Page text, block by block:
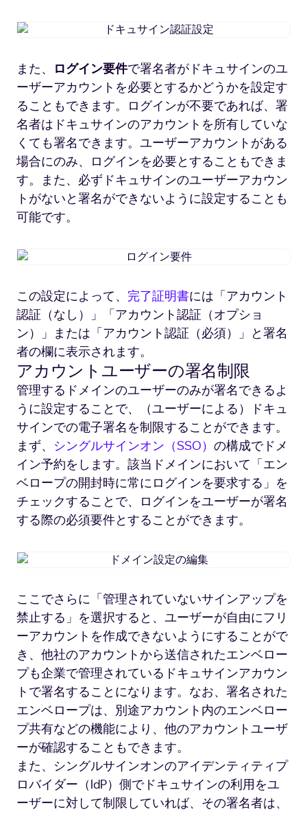
ド
ュ
サ
イ
ン
認
証
定
また、 ログイン要件で署名者がドキュサインのユ
ーザーアカウントを必要とするかどうかを設定す
ることもできます。ログインが不要であれば、署
名者はドキュサインのアカウントを所有していな
くても署名できます。ユーザーアカウントがある
場合にのみ、ログインを必要とすることもできま
す。また、必ずドキュサインのユーザーアカウン
トがないと署名ができないように設定することも
可能です。
ロ
イ
ン
要
件
この設定によって、 完了証明書には「アカウント
認証（なし）」「アカウント認証（オプショ
ン）」または「アカウント認証（必須）」と署名
者の欄に表示されます。
アカウントユーザーの署名制限
管理するドメインのユーザーのみが署名できるよ
うに設定することで、（ユーザーによる）ドキュ
サインでの電子署名を制限することができます。
まず、 シングルサインオン（SSO） の構成でドメ
イン予約をします。該当ドメインにおいて「エン
ベロープの開封時に常にログインを要求する」を
チェックすることで、ログインをユーザーが署名
する際の必須要件とすることができます。
ド
ン
設
定
の
編
集
ここでさらに「管理されていないサインアップを
禁止する」を選択すると、ユーザーが自由にフリ
ーアカウントを作成できないようにすることがで
き、他社のアカウントから送信されたエンベロー
プも企業で管理されているドキュサインアカウン
トで署名することになります。なお、署名された
エンベロープは、別途アカウント内のエンベロー
プ共有などの機能により、他のアカウントユーザ
ーが確認することもできます。
また、シングルサインオンのアイデンティティプ
ロバイダー（IdP）側でドキュサインの利用をユ
ーザーに対して制限していれば、その署名者は、